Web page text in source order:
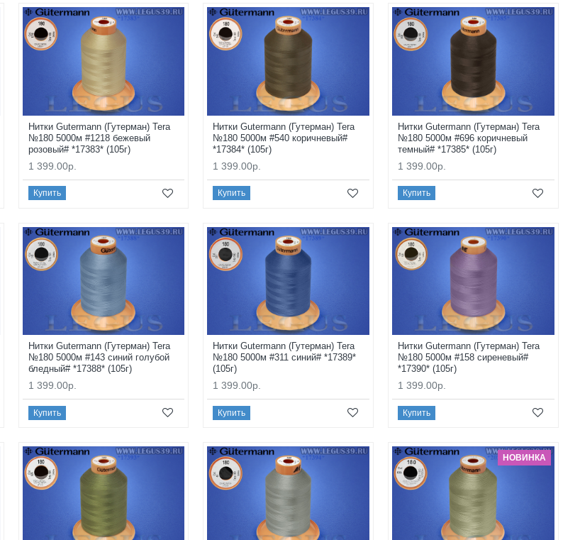
Нитки Gutermann (Гутерман) Tera
№180 5000м #1218 бежевый
розовый# *17383* (105г)
1 399.00р.
Купить
Нитки Gutermann (Гутерман) Tera
№180 5000м #540 коричневый#
*17384* (105г)
1 399.00р.
Купить
Нитки Gutermann (Гутерман) Tera
№180 5000м #696 коричневый
темный# *17385* (105г)
1 399.00р.
Купить
Нитки Gutermann (Гутерман) Tera
№180 5000м #143 синий голубой
бледный# *17388* (105г)
1 399.00р.
Купить
Нитки Gutermann (Гутерман) Tera
№180 5000м #311 синий# *17389*
(105г)
1 399.00р.
Купить
Нитки Gutermann (Гутерман) Tera
№180 5000м #158 сиреневый#
*17390* (105г)
1 399.00р.
Купить
НОВИНКА